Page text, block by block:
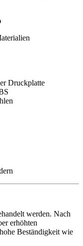
Druckplatte
werden. Nach
erhöhten
Beständigkeit wie